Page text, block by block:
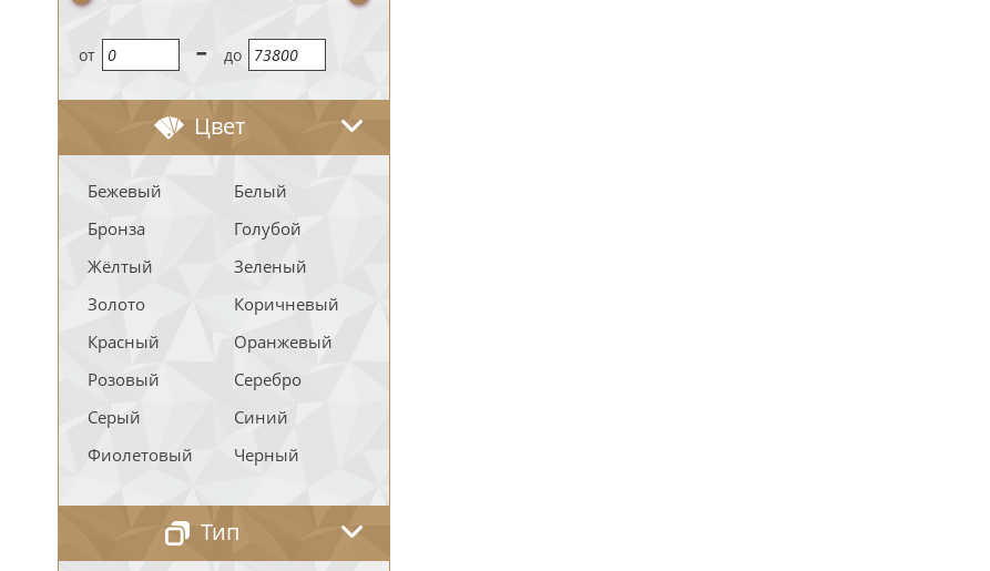
oт - до
Цвет
Бежевый
Белый
Бронза
Голубой
Жёлтый
Зеленый
Золото
Коричневый
Красный
Оранжевый
Розовый
Серебро
Серый
Синий
Фиолетовый
Черный
Тип